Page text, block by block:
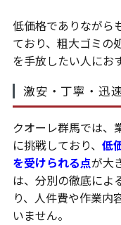
低価格でありながら
ており、粗大ゴミの
を手放したい人にお
激安・丁寧・迅
クオーレ群馬では、
に挑戦しており、 低
を受けられる点が大
は、分別の徹底によ
り、人件費や作業内
いません。